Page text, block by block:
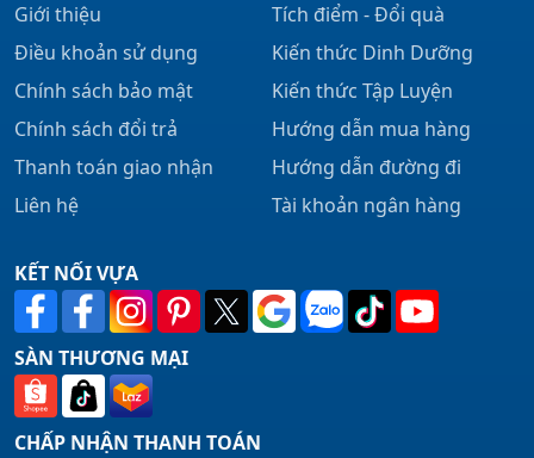
Giới thiệu
Điều khoản sử dụng
Chính sách bảo mật
Chính sách đổi trả
Thanh toán giao nhận
Liên hệ
Tích điểm - Đổi quà
Kiến thức Dinh Dưỡng
Kiến thức Tập Luyện
Hướng dẫn mua hàng
Hướng dẫn đường đi
Tài khoản ngân hàng
KẾT NỐI VỰA
SÀN THƯƠNG MẠI
CHẤP NHẬN THANH TOÁN